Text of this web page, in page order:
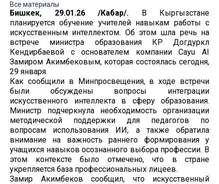
Все материалы
Бишкек, 29.01.26 /Кабар/.
В Кыргызстане
планируется обучение учителей навыкам работы с
искусственным интеллектом. Об этом шла речь на
встрече министра образования КР Догдуркүл
Кендирбаевой с основателем компании Cayu AI
Замиром Акимбековым, которая состоялась сегодня,
29 января.
Как сообщили в Минпросвещения, в ходе встречи
были обсуждены вопросы интеграции
искусственного интеллекта в сферу образования.
Министр подчеркнула необходимость организации
методической поддержки для педагогов по
вопросам использования ИИ, а также обратила
внимание на важность раннего формирования у
учащихся навыков осознанного выбора профессии. В
этом контексте было отмечено, что в стране
укрепляется база профессиональных лицеев.
Замир Акимбеков сообщил, что искусственный